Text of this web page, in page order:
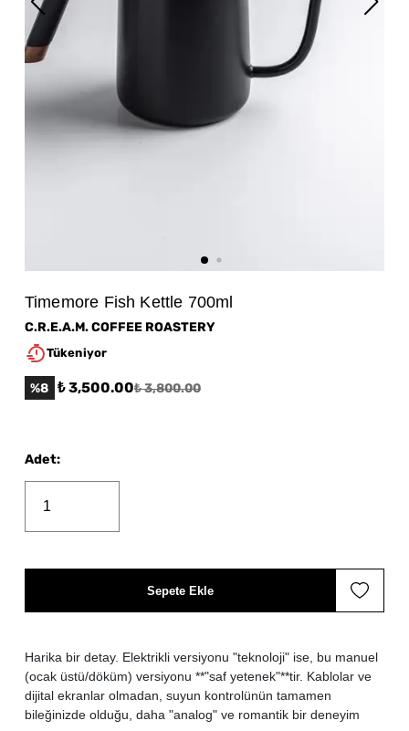
Timemore Fish Kettle 700ml
C.R.E.A.M. COFFEE ROASTERY
Tükeniyor
%8 ₺ 3,500.00₺ 3,800.00
Harika bir detay. Elektrikli versiyonu "teknoloji" ise, bu manuel
(ocak üstü/döküm) versiyonu **"saf yetenek"**tir. Kablolar ve
dijital ekranlar olmadan, suyun kontrolünün tamamen
bileğinizde olduğu, daha "analog" ve romantik bir deneyim
Adet:
Sepete Ekle